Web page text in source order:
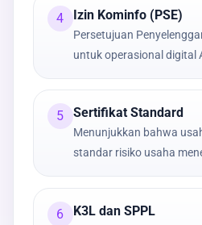
4 Izin Kominfo (PSE)
Persetujuan
untuk operasional digital
5 Sertifikat Standard
Menunjukkan bahwa
standar risiko usaha
6 K3L dan SPPL